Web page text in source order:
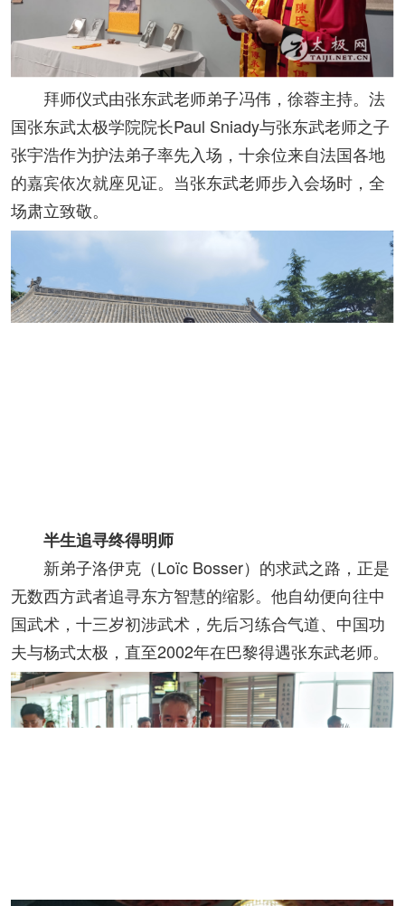
拜师仪式由张东武老师弟子冯伟，徐蓉主持。法
国张东武太极学院院长Paul Sniady与张东武老师之子
张宇浩作为护法弟子率先入场，十余位来自法国各地
的嘉宾依次就座见证。当张东武老师步入会场时，全
场肃立致敬。
半生追寻终得明师
新弟子洛伊克（Loïc Bosser）的求武之路，正是
无数西方武者追寻东方智慧的缩影。他自幼便向往中
国武术，十三岁初涉武术，先后习练合气道、中国功
夫与杨式太极，直至2002年在巴黎得遇张东武老师。